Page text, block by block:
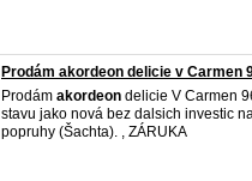
Prodám akordeon delicie v Carmen
Prodám akordeon delicie V Carmen
stavu jako nová bez dalsich investic
popruhy (Šachta). , ZÁRUKA